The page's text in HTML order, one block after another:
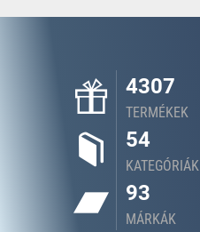
4307
TERMÉKEK
54
KATEGÓRIÁK
93
MÁRKÁK